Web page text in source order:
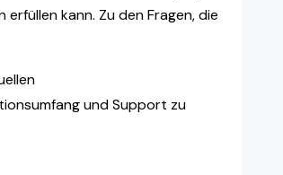
kann. Zu den Fragen, die
und Support zu